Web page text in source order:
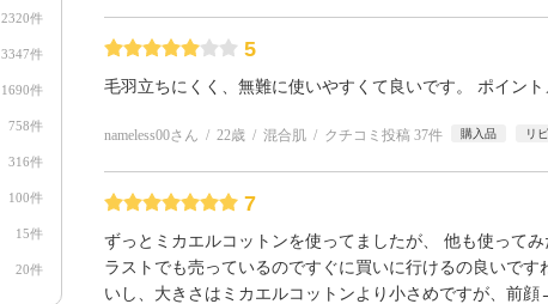
2320件
3347件
1690件
758件
316件
100件
15件
20件
5
毛羽立ちにくく、無難に使いやすくて良いです。 ポイン
nameless00さん 22歳 混合肌 クチコミ投稿 37件 購入品 リ
7
ずっとミカエルコットンを使ってましたが、 他も使って
ラストでも売っているのですぐに買いに行けるの良いで
いし、大きさはミカエルコットンより小さめですが、前